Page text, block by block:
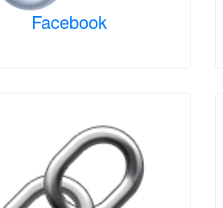
Facebook